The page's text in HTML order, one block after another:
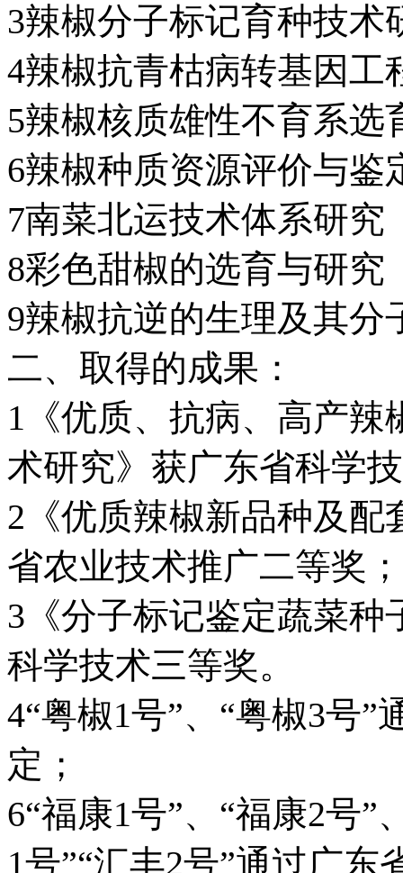
3辣椒分子标记育种技术
4辣椒抗青枯病转基因工
5辣椒核质雄性不育系选
6辣椒种质资源评价与鉴
7南菜北运技术体系研究
8彩色甜椒的选育与研究
9辣椒抗逆的生理及其分
二、取得的成果：
1《优质、抗病、高产
术研究》获广东省科学
2《优质辣椒新品种及
省农业技术推广二等奖；
3《分子标记鉴定蔬菜
科学技术三等奖。
4“粤椒1号”、“粤椒3号
定；
6“福康1号”、“福康2号”
1号”“汇丰2号”通过广东